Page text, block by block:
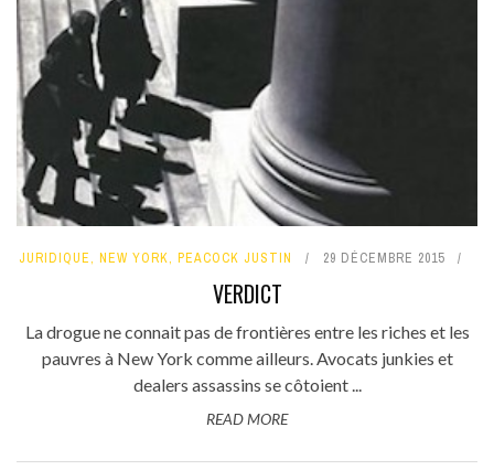
JURIDIQUE, NEW YORK, PEACOCK JUSTIN 29 DÉCEMBRE 2015
VERDICT
La drogue ne connait pas de frontières entre les riches et les
pauvres à New York comme ailleurs. Avocats junkies et
dealers assassins se côtoient ...
READ MORE